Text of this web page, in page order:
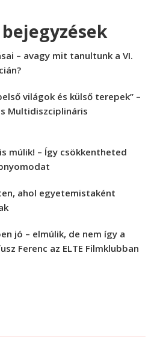
– avagy mit tanultunk a VI.
világok és külső terepek” –
Multidiszciplináris
múlik! – Így csökkentheted
ahol egyetemistaként
jó – elmúlik, de nem így a
Ferenc az ELTE Filmklubban